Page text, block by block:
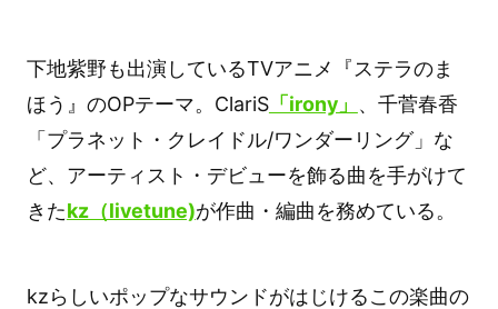
下地紫野も出演しているTVアニメ『ステラのま
ほう』のOPテーマ。ClariS「irony」 、千菅春香
「プラネット・クレイドル/ワンダーリング」な
ど、アーティスト・デビューを飾る曲を手がけて
きたkz（livetune)が作曲・編曲を務めている。
kzらしいポップなサウンドがはじけるこの楽曲の